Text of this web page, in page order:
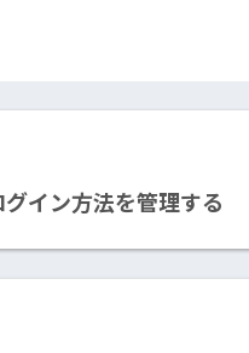
グイン方法を管理する